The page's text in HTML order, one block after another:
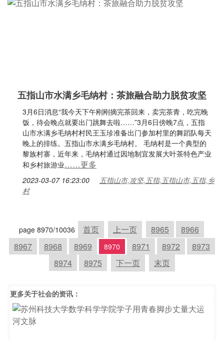
五指山市水满乡毛纳村：茶旅融合助力脱贫攻坚
3月6日消息“我今天下午刚刚摘完茶回来，卖完茶青，吃完晚
饭，待会晚点就要出门跳舞去啦……”3月6日傍晚7点，五指
山市水满乡毛纳村村民王玉珍准备出门参加村里的舞蹈队每天
晚上的排练。五指山市水满乡毛纳村。 毛纳村是一个典型的
黎族村寨，近年来，毛纳村通过因地制宜发展大叶茶特色产业
和乡村旅游业……更多
2023-03-07 16:23:00
五指山市,攻坚,五指,五指山市,五指,乡
村
page 8970/10036 首页 上一页 8965
8966
8967
8968 8969 8970 8971 8972
8973
8974
8975 下一页 末页
更多关于社会的资讯：